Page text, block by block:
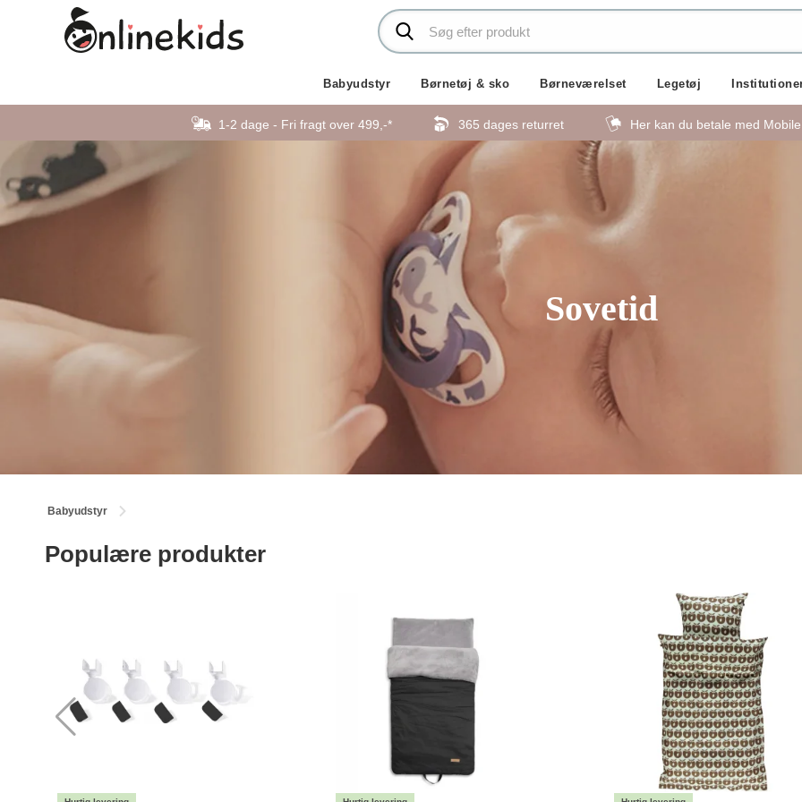
Babyudstyr Børnetøj & sko Børneværelset Legetøj
1-2 dage - Fri fragt over 499,-* 365 dages returret Her kan du betale med
Sovetid
Babyudstyr
Populære produkter